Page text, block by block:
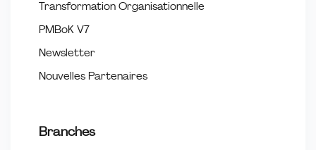
Transformation Organisationnelle
PMBoK V7
Newsletter
Nouvelles Partenaires
Branches